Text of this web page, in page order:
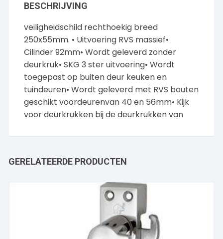
BESCHRIJVING
veiligheidschild rechthoekig breed
250x55mm. • Uitvoering RVS massief•
Cilinder 92mm• Wordt geleverd zonder
deurkruk• SKG 3 ster uitvoering• Wordt
toegepast op buiten deur keuken en
tuindeuren• Wordt geleverd met RVS bouten
geschikt voordeurenvan 40 en 56mm• Kijk
voor deurkrukken bij de deurkrukken van
GERELATEERDE PRODUCTEN